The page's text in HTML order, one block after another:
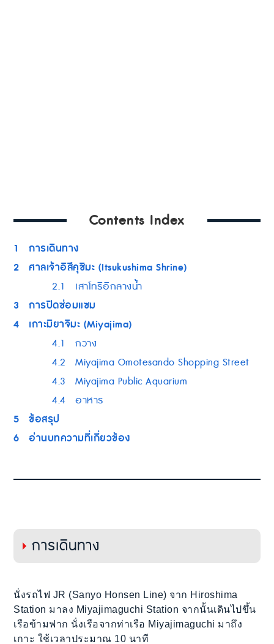
Contents Index
1
การเดินทาง
2 ศาลเจ้าอิสึคุชิมะ (Itsukushima Shrine)
2.1 เสาโทริอิกลางน้ำ
3
การปิดซ่อมแซม
4
เกาะมิยาจิมะ (Miyajima)
4.1
กวาง
4.2
Miyajima Omotesando Shopping Street
4.3
Miyajima Public Aquarium
4.4
อาหาร
5 ข้อสรุป
6 อ่านบทความที่เกี่ยวข้อง
การเดินทาง
นั่งรถไฟ JR (Sanyo Honsen Line) จาก Hiroshima
Station มาลง Miyajimaguchi Station จากนั้นเดินไปขึ้น
เรือข้ามฟาก นั่งเรือจากท่าเรือ Miyajimaguchi มาถึง
เกาะ ใช้เวลาประมาณ 10 นาที